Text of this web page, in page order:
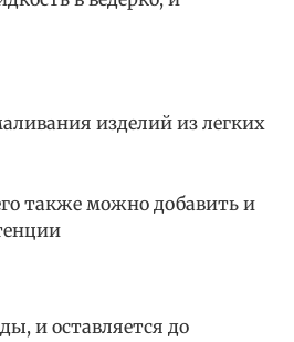
изделий из легких
также можно добавить и
и оставляется до